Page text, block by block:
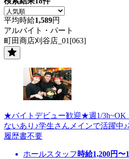
平均時給1,589円
アルバイト・パート
町田商店刈谷店_01[063]
★バイトデビュー歓迎★週1/3h~OK
ないあり♪学生さんメインで活躍
履歴書不要
ホールスタッフ 時給1,200円〜